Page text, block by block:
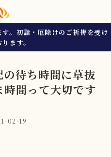
。初詣・厄除けのご祈祷を受け
ます。
の待ち時間に草抜
時間って大切です
02-19